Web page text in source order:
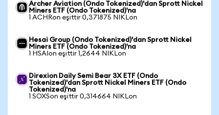
Archer Aviation (Ondo Tokenized)'dan Sprott Nickel
Miners ETF (Ondo Tokenized)'na
1 ACHRon eşittir 0,371875 NIKLon
Hesai Group (Ondo Tokenized)'dan Sprott Nickel
Miners ETF (Ondo Tokenized)'na
1 HSAIon eşittir 1,2644 NIKLon
Direxion Daily Semi Bear 3X ETF (Ondo
Tokenized)'dan Sprott Nickel Miners ETF (Ondo
Tokenized)'na
1 SOXSon eşittir 0,314664 NIKLon